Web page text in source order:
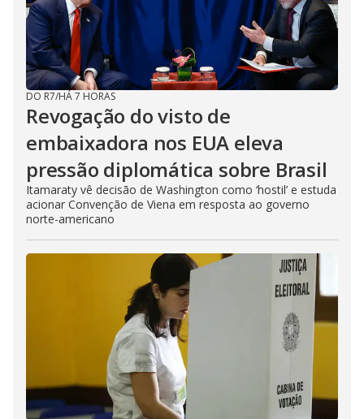
DO R7/HÁ 7 HORAS
Revogação do visto de
embaixadora nos EUA eleva
pressão diplomática sobre Brasil
Itamaraty vê decisão de Washington como ‘hostil’ e estuda
acionar Convenção de Viena em resposta ao governo
norte-americano